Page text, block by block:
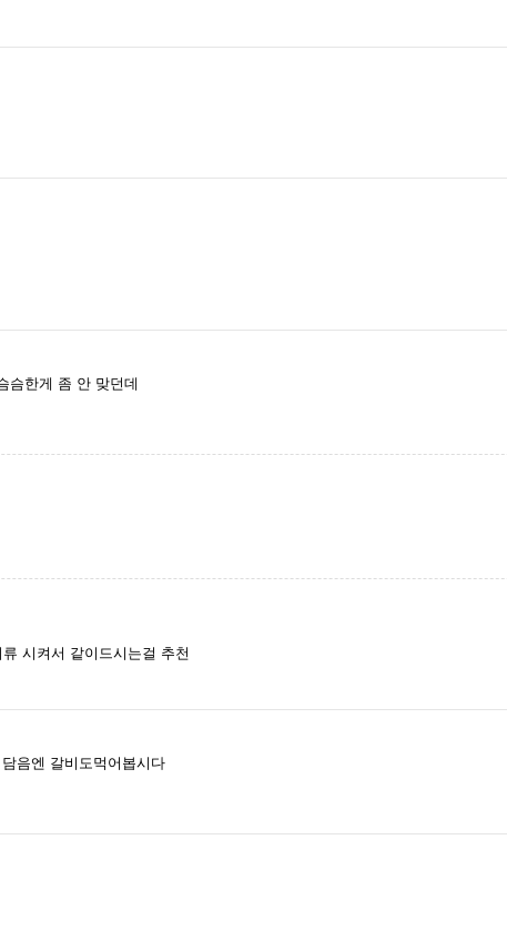
슴한게 좀 안 맞던데
시켜서 같이드시는걸 추천
음엔 갈비도먹어봅시다